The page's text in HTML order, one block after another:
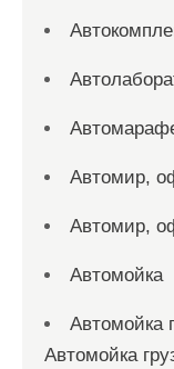
Автомир,
Автомир,
Автомойка
Автомойка
Автомойка